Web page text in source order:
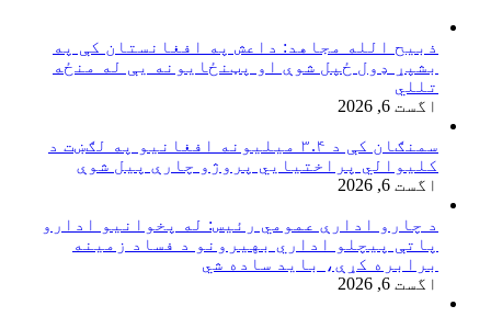
ذبیح الله مجاهد: داعش په افغانستان کې په
بشپړ ډول ځپل شوې او پټنځایونه یې له منځه
تللي
اگست 6, 2026
سمنګان کې د ۳.۴ میلیونه افغانیو په لګښت د
کلیوالي پراختیايي پروژو چارې پیل شوې
اگست 6, 2026
د چارو ادارې عمومي رئیس: له پخوانیو ادارو
پاتې پيچلو اداري بهیرونو د فساد زمینه
برابره کړې، باید ساده شي
اگست 6, 2026